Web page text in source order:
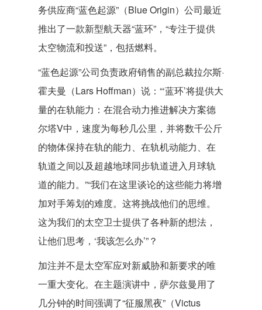
务供应商“蓝色起源”（Blue Origin）公司最近
推出了一款新型航天器“蓝环”，“专注于提供
太空物流和投送”，包括燃料。
“蓝色起源”公司负责政府销售的副总裁拉尔斯·
霍夫曼（Lars Hoffman）说：“‘蓝环’将提供大
量的在轨能力：在混合动力推进解决方案德
尔塔V中，速度为每秒几公里，并将数千公斤
的物体保持在轨的能力、在轨机动能力、在
轨道之间以及超越地球同步轨道进入月球轨
道的能力。”“我们在这里谈论的这些能力将增
加对手筹划的难度。这将挑战他们的思维。
这为我们的太空卫士提供了各种新的想法，
让他们思考，‘我该怎么办’”？
加注并不是太空军应对新威胁和新要求的唯
一重大变化。在主题演讲中，萨尔兹曼用了
几分钟的时间强调了“征服黑夜”（Victus